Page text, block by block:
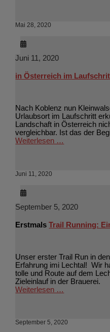
Mai 28, 2020
Juni 11, 2020
in Österreich im
Nach Koblenz nun
Urlaubsort im Laufschritt
Landschaft in Österreich
vergleichbar. Ist das der
Weiterlesen …
Juni 11, 2020
September 5, 2020
ErstmalsTrail Running:
Unser erster Trail Run in
Erfahrung imi Lechtal! Wir
tolle und Route auf dem
Zieleinlauf in der Brauerei.
Weiterlesen …
September 5, 2020